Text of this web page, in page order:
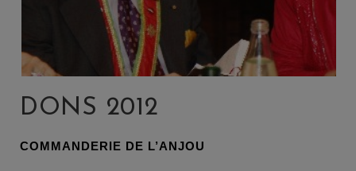
DONS 2012
COMMANDERIE DE L’ANJOU